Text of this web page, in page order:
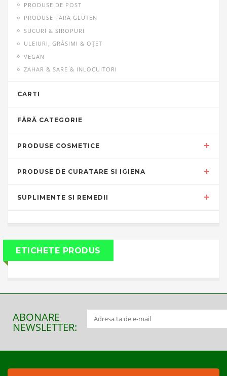
PRODUSE DE POST
PRODUSE FARA GLUTEN
SUCURI & SIROPURI
ULEIURI, GRĂSIMI & OŢET
VEGAN
ZAHAR & SARE & INLOCUITORI
CARTI
FĂRĂ CATEGORIE
PRODUSE COSMETICE
PRODUSE DE CURATARE SI IGIENA
SUPLIMENTE SI REMEDII
ETICHETE PRODUS
ABONARE
NEWSLETTER: